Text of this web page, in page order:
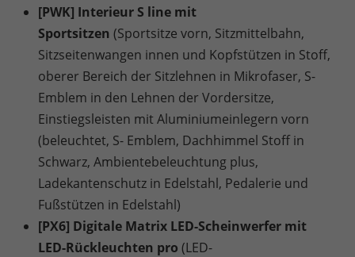
[PWK] Interieur S line mit
Sportsitzen (Sportsitze vorn, Sitzmittelbahn,
Sitzseitenwangen innen und Kopfstützen in Stoff,
oberer Bereich der Sitzlehnen in Mikrofaser, S-
Emblem in den Lehnen der Vordersitze,
Einstiegsleisten mit Aluminiumeinlegern vorn
(beleuchtet, S- Emblem, Dachhimmel Stoff in
Schwarz, Ambientebeleuchtung plus,
Ladekantenschutz in Edelstahl, Pedalerie und
Fußstützen in Edelstahl)
[PX6] Digitale Matrix LED-Scheinwerfer mit
LED-Rückleuchten pro (LED-